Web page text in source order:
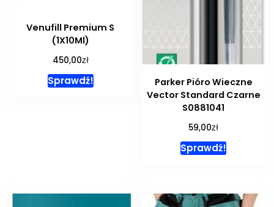
Venufill Premium S
(1X10Ml)
450,00zł
Sprawdź!
Parker Pióro Wieczne
Vector Standard Czarne
S0881041
59,00zł
Sprawdź!